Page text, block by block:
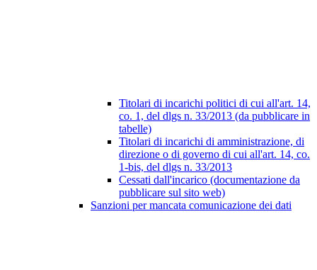
Titolari di incarichi politici di cui all'art. 14,
co. 1, del dlgs n. 33/2013 (da pubblicare in
tabelle)
Titolari di incarichi di amministrazione, di
direzione o di governo di cui all'art. 14, co.
1-bis, del dlgs n. 33/2013
Cessati dall'incarico (documentazione da
pubblicare sul sito web)
Sanzioni per mancata comunicazione dei dati